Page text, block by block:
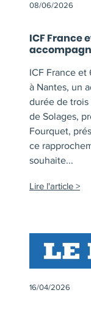
08/06/2026
ICF France
ICF France
à Nantes, un
durée de
de Solages,
Fourquet,
ce
souhaite...
Lire l'article
16/04/2026